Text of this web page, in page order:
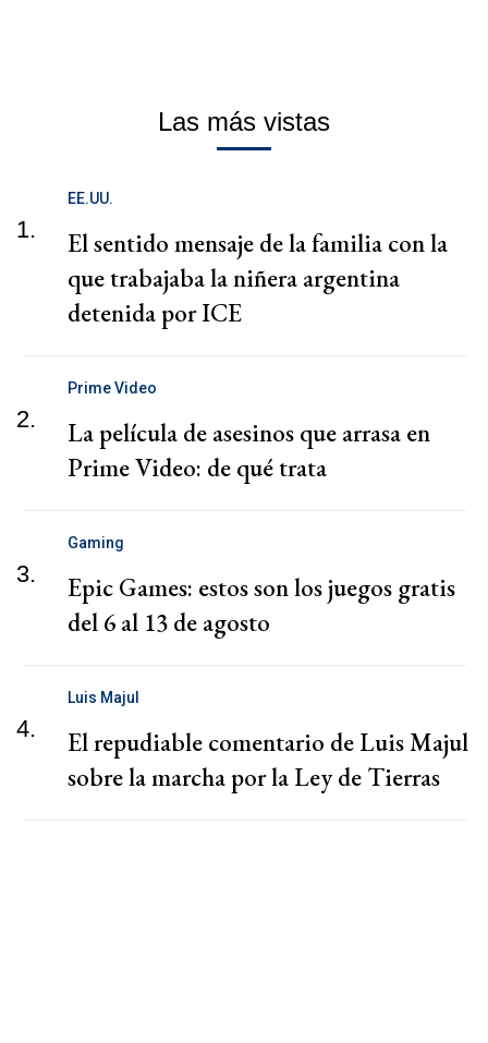
Las más vistas
1.
EE.UU.
El sentido mensaje de la familia con la
que trabajaba la niñera argentina
detenida por ICE
2.
Prime Video
La película de asesinos que arrasa en
Prime Video: de qué trata
3.
Gaming
Epic Games: estos son los juegos gratis
del 6 al 13 de agosto
4.
Luis Majul
El repudiable comentario de Luis Majul
sobre la marcha por la Ley de Tierras